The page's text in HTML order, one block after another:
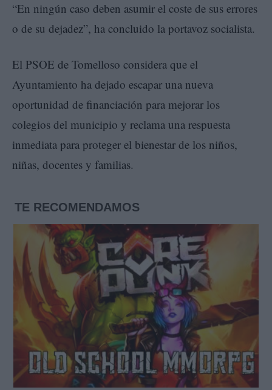
“En ningún caso deben asumir el coste de sus errores
o de su dejadez”, ha concluido la portavoz socialista.
El PSOE de Tomelloso considera que el
Ayuntamiento ha dejado escapar una nueva
oportunidad de financiación para mejorar los
colegios del municipio y reclama una respuesta
inmediata para proteger el bienestar de los niños,
niñas, docentes y familias.
TE RECOMENDAMOS